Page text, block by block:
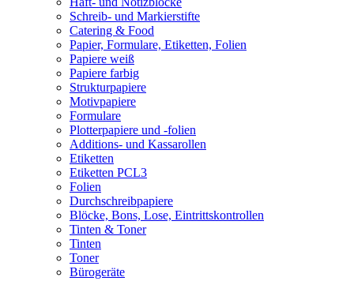
Schreib- und Markierstifte
Catering & Food
Papier, Formulare, Etiketten, Folien
Papiere weiß
Papiere farbig
Strukturpapiere
Motivpapiere
Formulare
Plotterpapiere und -folien
Additions- und Kassarollen
Etiketten
Etiketten PCL3
Folien
Durchschreibpapiere
Blöcke, Bons, Lose, Eintrittskontrollen
Tinten & Toner
Tinten
Toner
Bürogeräte